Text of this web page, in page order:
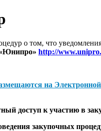
о том, что
http://
на
доступ к участию в
закупочных